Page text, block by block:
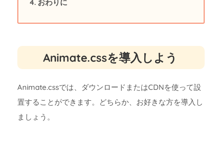
おわりに
Animate.cssを導入しよう
Animate.cssでは、ダウンロードまたはCDNを使って設
置することができます。どちらか、お好きな方を導入し
ましょう。